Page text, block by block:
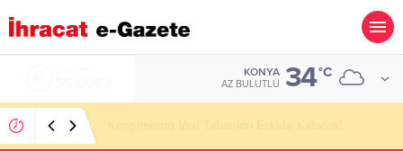
KONYA
AZ BULUTLU 34°C